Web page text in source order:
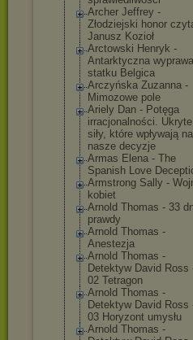
Archer Jeffrey -
Złodziejski honor
Janusz Kozioł
Arctowski Henryk -
Antarktyczna wyprawa
statku Belgica
Arczyńska Zuzanna -
Mimozowe pole
Ariely Dan - Potęga
irracjonalności. Ukryte
siły, które wpływają na
nasze decyzje
Armas Elena - The
Spanish Love
Armstrong Sally -
kobiet
Arnold Thomas - 33
prawdy
Arnold Thomas -
Anestezja
Arnold Thomas -
Detektyw David Ross
02 Tetragon
Arnold Thomas -
Detektyw David Ross
03 Horyzont umysłu
Arnold Thomas -